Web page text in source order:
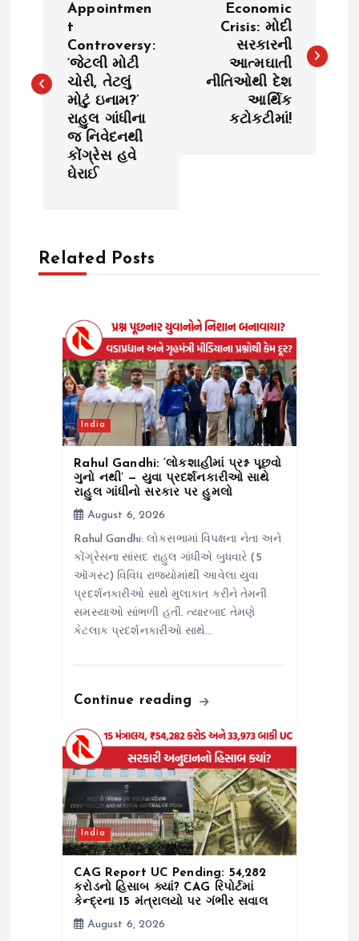
t
Appointmen
t
Controversy:
‘જેટલી મોટી
ચોરી, તેટલું
મોટું ઇનામ?’
રાહુલ ગાંધીના
જ નિવેદનથી
કોંગ્રેસ હવે
ઘેરાઈ
Economic
Crisis: મોદી
સરકારની
આત્મઘાતી
નીતિઓથી દેશ
આર્થિક
કટોકટીમાં!
Related Posts
India
Rahul Gandhi: ‘લોકશાહીમાં પ્રશ્ન પૂછવો
ગુનો નથી’ — યુવા પ્રદર્શનકારીઓ સાથે
રાહુલ ગાંધીનો સરકાર પર હુમલો
August 6, 2026
Rahul Gandhi: લોકસભામાં વિપક્ષના નેતા અને
કોંગ્રેસના સાંસદ રાહુલ ગાંધીએ બુધવારે (5
ઑગસ્ટ) વિવિધ રાજ્યોમાંથી આવેલા યુવા
પ્રદર્શનકારીઓ સાથે મુલાકાત કરીને તેમની
સમસ્યાઓ સાંભળી હતી. ત્યારબાદ તેમણે
કેટલાક પ્રદર્શનકારીઓ સાથે…
Continue reading
India
CAG Report UC Pending: ₹54,282
કરોડનો હિસાબ ક્યાં? CAG રિપોર્ટમાં
કેન્દ્રના 15 મંત્રાલયો પર ગંભીર સવાલ
August 6, 2026